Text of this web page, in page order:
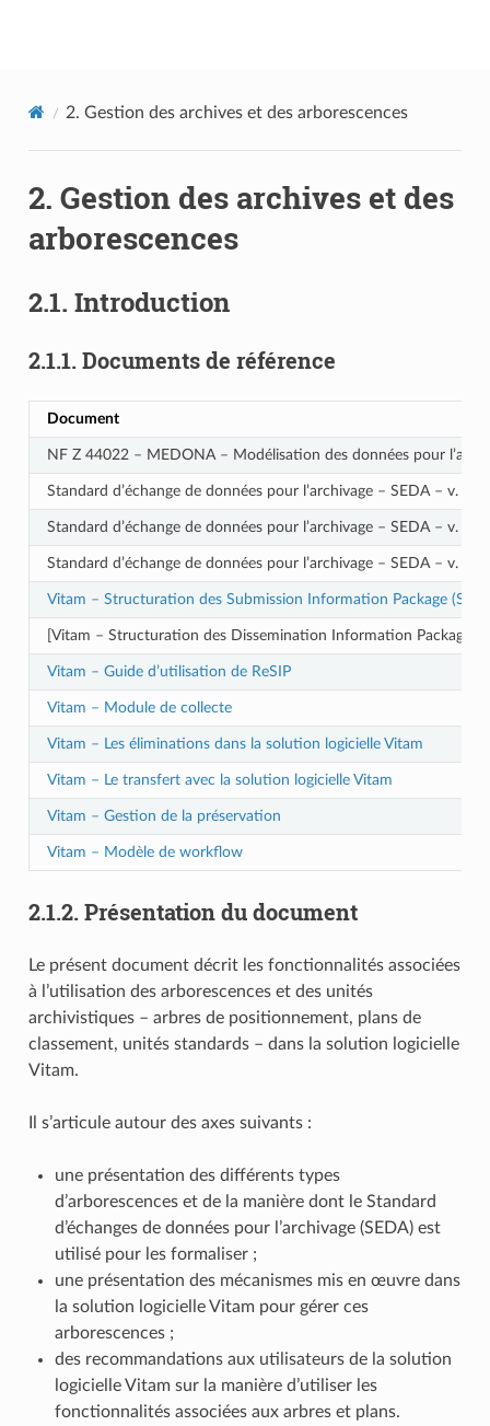
2. Gestion des archives et des arborescences
2. Gestion des archives et des
arborescences
2.1. Introduction
2.1.1. Documents de référence
Document
NF Z 44022 – MEDONA – Modélisation des données pour
Standard d’échange de données pour l’archivage – SEDA – v. 2.1
Standard d’échange de données pour l’archivage – SEDA – v. 2.2
Standard d’échange de données pour l’archivage – SEDA – v. 2.3
Vitam – Structuration des Submission Information Package (SIP)
[Vitam – Structuration des Dissemination Information Package
Vitam – Guide d’utilisation de ReSIP
Vitam – Module de collecte
Vitam – Les éliminations dans la solution logicielle Vitam
Vitam – Le transfert avec la solution logicielle Vitam
Vitam – Gestion de la préservation
Vitam – Modèle de workflow
2.1.2. Présentation du document
Le présent document décrit les fonctionnalités associées
à l’utilisation des arborescences et des unités
archivistiques – arbres de positionnement, plans de
classement, unités standards – dans la solution logicielle
Vitam.
Il s’articule autour des axes suivants :
une présentation des différents types
d’arborescences et de la manière dont le Standard
d’échanges de données pour l’archivage (SEDA) est
utilisé pour les formaliser ;
une présentation des mécanismes mis en œuvre dans
la solution logicielle Vitam pour gérer ces
arborescences ;
des recommandations aux utilisateurs de la solution
logicielle Vitam sur la manière d’utiliser les
fonctionnalités associées aux arbres et plans.